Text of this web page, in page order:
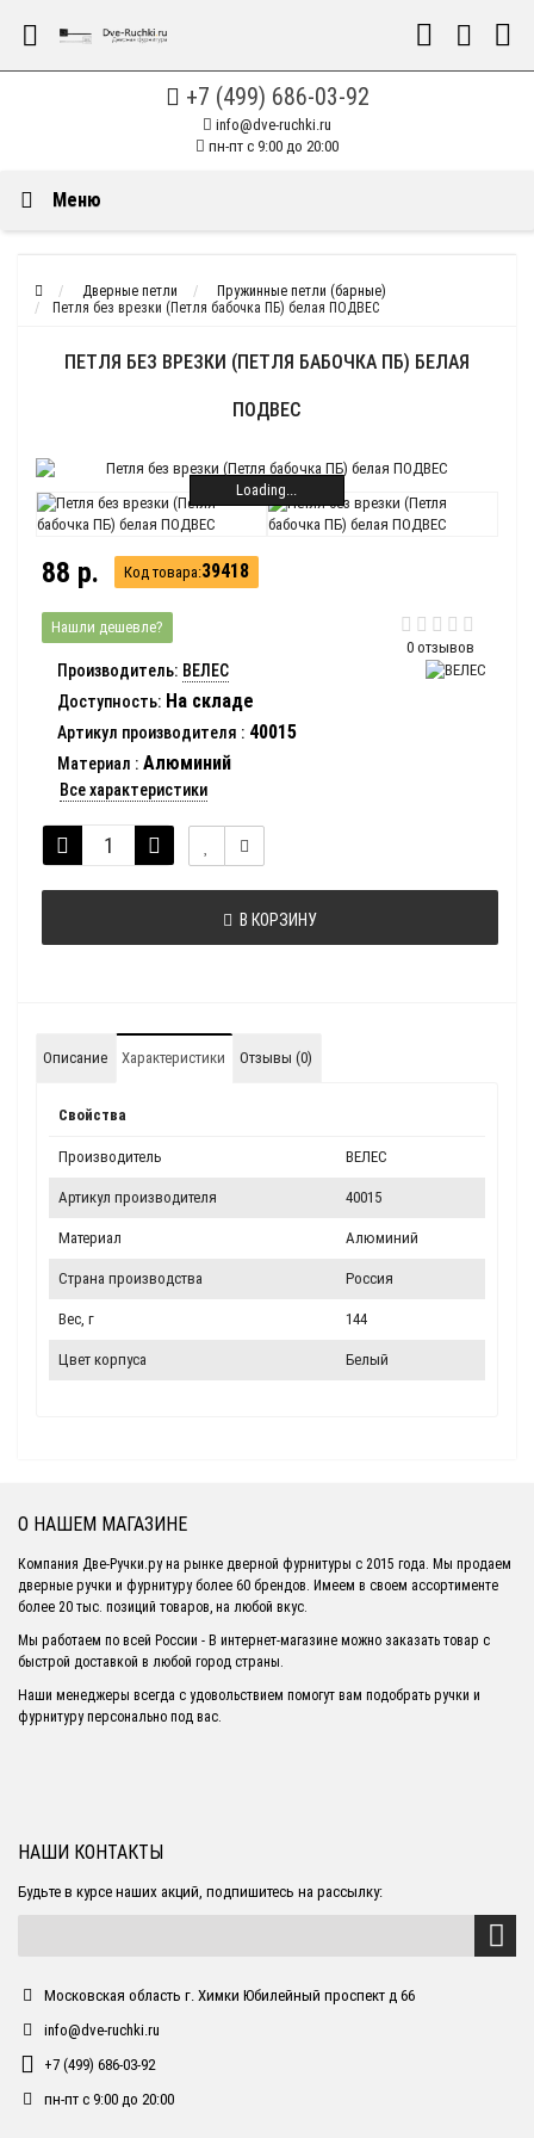
+7 (499) 686-03-92
info@dve-ruchki.ru
пн-пт с 9:00 до 20:00
Меню
Дверные петли
Пружинные петли (барные)
Петля без врезки (Петля бабочка ПБ) белая ПОДВЕС
ПЕТЛЯ БЕЗ ВРЕЗКИ (ПЕТЛЯ БАБОЧКА ПБ) БЕЛАЯ
ПОДВЕС
Loading...
0 отзывов
88 р. Код товара:39418
Нашли дешевле?
Производитель: ВЕЛЕС
Доступность: На складе
Артикул производителя : 40015
Материал : Алюминий
Все характеристики
В КОРЗИНУ
Описание Характеристики Отзывы (0)
Свойства
Производитель ВЕЛЕС
Артикул производителя 40015
Материал Алюминий
Страна производства Россия
Вес, г 144
Цвет корпуса Белый
О НАШЕМ МАГАЗИНЕ
Компания Две-Ручки.ру на рынке дверной фурнитуры с 2015 года. Мы продаем
дверные ручки и фурнитуру более 60 брендов. Имеем в своем ассортименте
более 20 тыс. позиций товаров, на любой вкус.
Мы работаем по всей России - В интернет-магазине можно заказать товар с
быстрой доставкой в любой город страны.
Наши менеджеры всегда с удовольствием помогут вам подобрать ручки и
фурнитуру персонально под вас.
НАШИ КОНТАКТЫ
Будьте в курсе наших акций, подпишитесь на рассылку:
Московская область г. Химки Юбилейный проспект д 66
info@dve-ruchki.ru
+7 (499) 686-03-92
пн-пт с 9:00 до 20:00